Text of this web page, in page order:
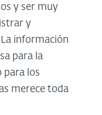
y ser muy
y
información
para la
para los
merece toda